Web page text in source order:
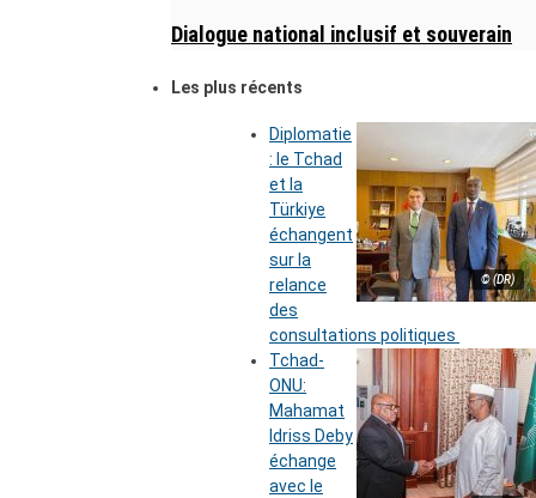
Dialogue national inclusif et souverain
Les plus récents
© (DR)
Diplomatie
: le Tchad
et la
Türkiye
échangent
sur la
relance
des
consultations politiques
Tchad-
ONU:
Mahamat
Idriss Deby
échange
avec le